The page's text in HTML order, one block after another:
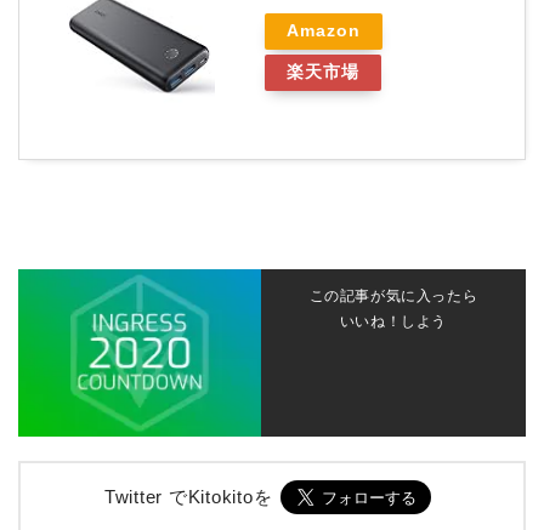
Amazon
楽天市場
この記事が気に入ったら
いいね！しよう
Twitter でKitokitoを